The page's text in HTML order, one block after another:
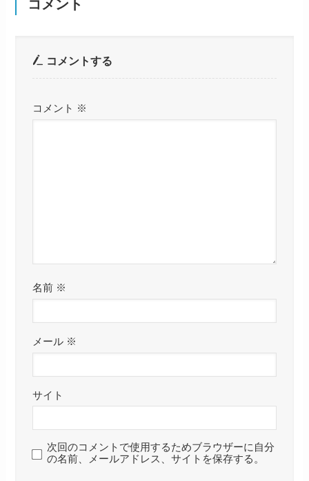
コメント
コメントする
コメント ※
名前 ※
メール ※
サイト
次回のコメントで使用するためブラウザーに自分
の名前、メールアドレス、サイトを保存する。